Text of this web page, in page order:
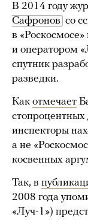
В 2014 году
Сафронов со
в
и оператором
спутник
разведки.
Как отмечает
стопроцентных
инспекторы
а не
косвенных
Так, в
2008 года
«Луч-1»)